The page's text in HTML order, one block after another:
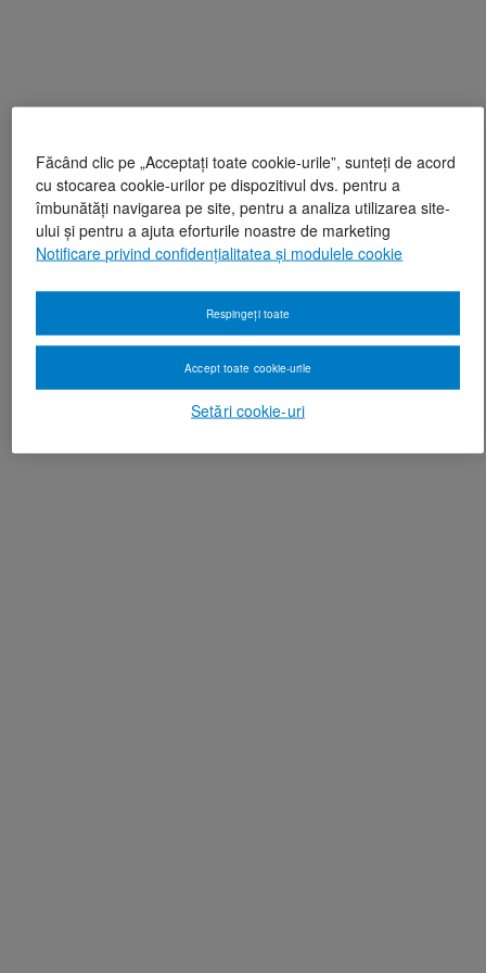
Făcând clic pe „Acceptați toate cookie-urile”, sunteți de acord
cu stocarea cookie-urilor pe dispozitivul dvs. pentru a
îmbunătăți navigarea pe site, pentru a analiza utilizarea site-
ului și pentru a ajuta eforturile noastre de marketing
Notificare privind confidențialitatea și modulele cookie
Setări cookie-uri
Respingeți toate
Accept toate cookie-urile